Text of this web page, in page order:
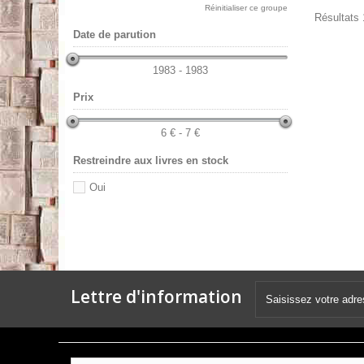
Réinitialiser ce groupe
Date de parution
1983 - 1983
Prix
6 € - 7 €
Restreindre aux livres en stock
Oui
Résultats
Lettre d'information